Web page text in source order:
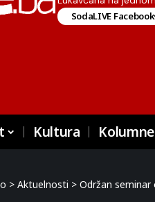
SodaLIVE Facebook
Kultura Kolumne
> Aktuelnosti > Održan